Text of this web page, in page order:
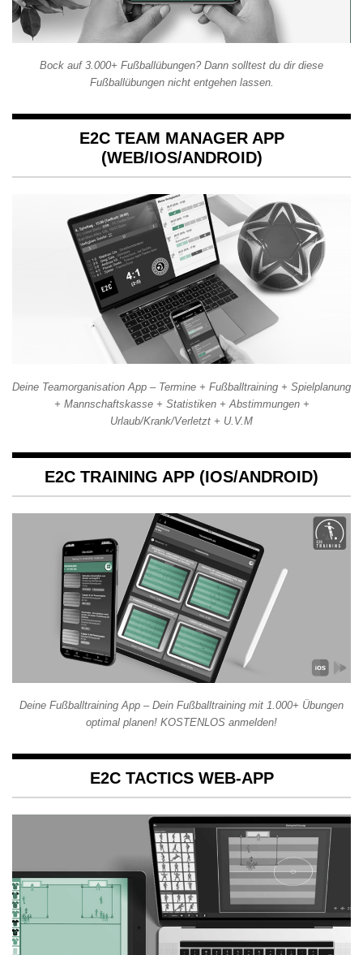
Bock auf 3.000+ Fußballübungen? Dann solltest du dir diese
Fußballübungen nicht entgehen lassen.
E2C TEAM MANAGER APP
(WEB/IOS/ANDROID)
Deine Teamorganisation App – Termine + Fußballtraining + Spielplanung
+ Mannschaftskasse + Statistiken + Abstimmungen +
Urlaub/Krank/Verletzt + U.V.M
E2C TRAINING APP (IOS/ANDROID)
Deine Fußballtraining App – Dein Fußballtraining mit 1.000+ Übungen
optimal planen! KOSTENLOS anmelden!
E2C TACTICS WEB-APP